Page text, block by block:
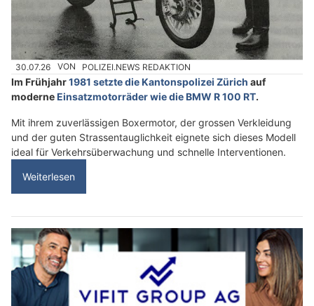
30.07.26 VON POLIZEI.NEWS REDAKTION
Im Frühjahr1981 setzte die Kantonspolizei Zürich auf
moderneEinsatzmotorräder wie die BMW R 100 RT.
Mit ihrem zuverlässigen Boxermotor, der grossen Verkleidung
und der guten Strassentauglichkeit eignete sich dieses Modell
ideal für Verkehrsüberwachung und schnelle Interventionen.
Weiterlesen